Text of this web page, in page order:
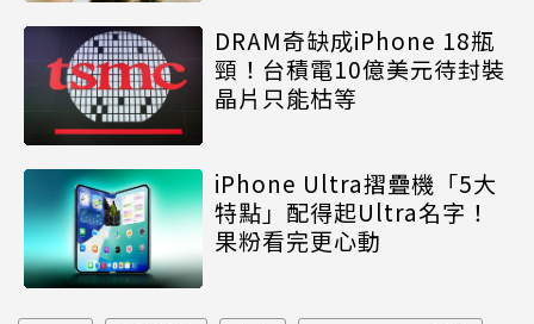
DRAM奇缺成iPhone 18瓶
頸！台積電10億美元待封裝
晶片只能枯等
iPhone Ultra摺疊機「5大
特點」配得起Ultra名字！
果粉看完更心動